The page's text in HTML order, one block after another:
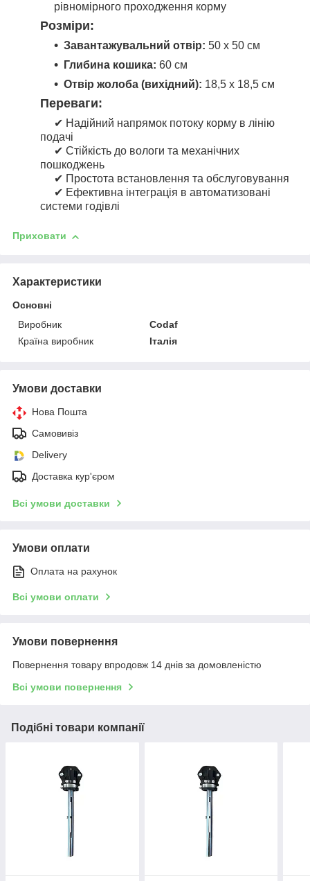
рівномірного проходження корму
Розміри:
Завантажувальний отвір: 50 х 50 см
Глибина кошика: 60 см
Отвір жолоба (вихідний): 18,5 х 18,5 см
Переваги:
✔ Надійний напрямок потоку корму в лінію
подачі
✔ Стійкість до вологи та механічних
пошкоджень
✔ Простота встановлення та обслуговування
✔ Ефективна інтеграція в автоматизовані
системи годівлі
Приховати
Характеристики
Основні
Виробник
Codaf
Країна виробник
Італія
Умови доставки
Нова Пошта
Самовивіз
Delivery
Доставка кур'єром
Всі умови доставки
Умови оплати
Оплата на рахунок
Всі умови оплати
Умови повернення
Повернення товару впродовж 14 днів за домовленістю
Всі умови повернення
Подібні товари компанії